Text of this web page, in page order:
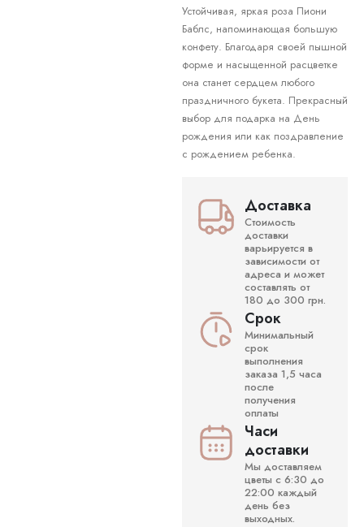
Устойчивая, яркая роза Пиони
Баблс, напоминающая большую
конфету. Благодаря своей пышной
форме и насыщенной расцветке
она станет сердцем любого
праздничного букета. Прекрасный
выбор для подарка на День
рождения или как поздравление
с рождением ребенка.
Доставка
Стоимость
доставки
варьируется в
зависимости от
адреса и может
составлять от
180 до 300 грн.
Срок
Минимальный
срок
выполнения
заказа 1,5 часа
после
получения
оплаты
Часи
доставки
Мы доставляем
цветы с 6:30 до
22:00 каждый
день без
выходных.